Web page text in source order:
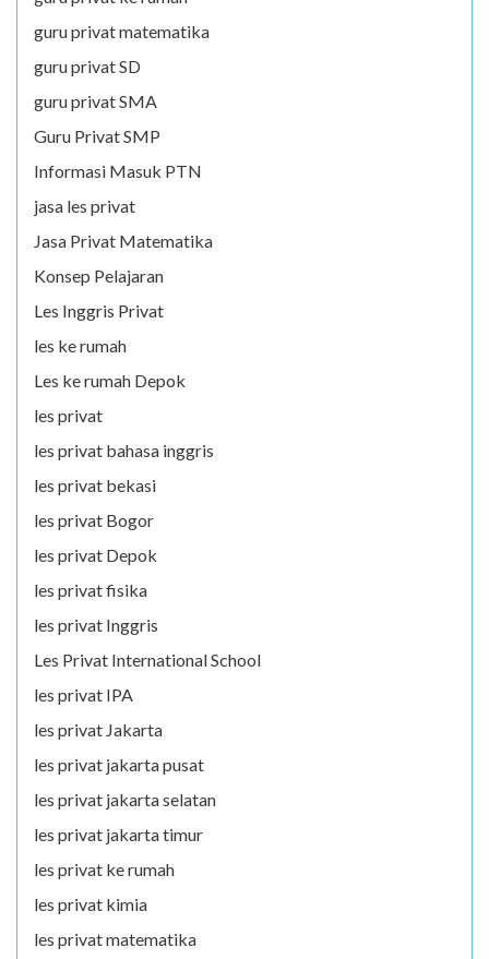
guru privat matematika
guru privat SD
guru privat SMA
Guru Privat SMP
Informasi Masuk PTN
jasa les privat
Jasa Privat Matematika
Konsep Pelajaran
Les Inggris Privat
les ke rumah
Les ke rumah Depok
les privat
les privat bahasa inggris
les privat bekasi
les privat Bogor
les privat Depok
les privat fisika
les privat Inggris
Les Privat International School
les privat IPA
les privat Jakarta
les privat jakarta pusat
les privat jakarta selatan
les privat jakarta timur
les privat ke rumah
les privat kimia
les privat matematika